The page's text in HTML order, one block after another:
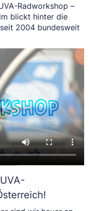
Radworkshop –
blickt hinter die
2004 bundesweit